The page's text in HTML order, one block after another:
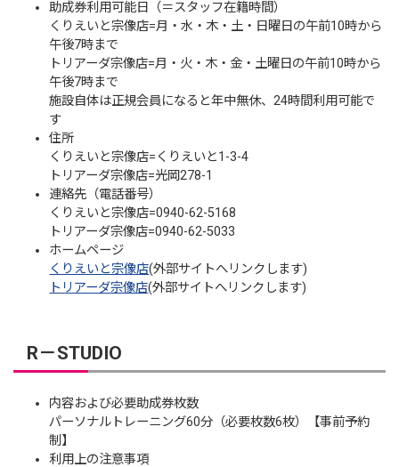
助成券利用可能日（＝スタッフ在籍時間）
くりえいと宗像店=月・水・木・土・日曜日の午前10時から
午後7時まで
トリアーダ宗像店=月・火・木・金・土曜日の午前10時から
午後7時まで
施設自体は正規会員になると年中無休、24時間利用可能で
す
住所
くりえいと宗像店=くりえいと1-3-4
トリアーダ宗像店=光岡278-1
連絡先（電話番号）
くりえいと宗像店=0940-62-5168
トリアーダ宗像店=0940-62-5033
ホームページ
くりえいと宗像店(外部サイトへリンクします)
トリアーダ宗像店(外部サイトへリンクします)
R－STUDIO
内容および必要助成券枚数
パーソナルトレーニング60分（必要枚数6枚）【事前予約
制】
利用上の注意事項